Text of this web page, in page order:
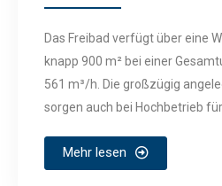
Das Freibad verfügt über eine
knapp 900 m² bei einer
561 m³/h. Die großzügig
sorgen auch bei Hochbetrieb
Mehr lesen